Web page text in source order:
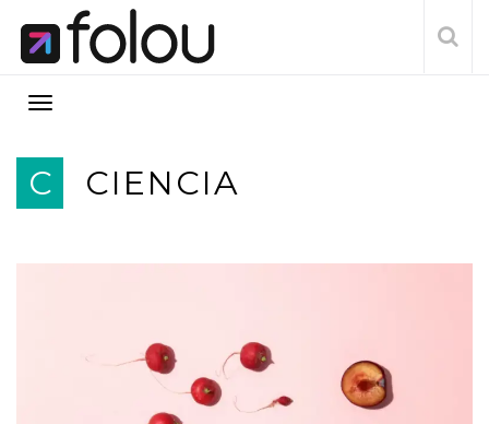
C CIENCIA